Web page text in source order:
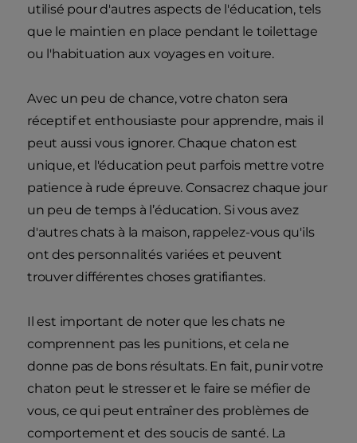
utilisé pour d'autres aspects de l'éducation, tels
que le maintien en place pendant le toilettage
ou l'habituation aux voyages en voiture.
Avec un peu de chance, votre chaton sera
réceptif et enthousiaste pour apprendre, mais il
peut aussi vous ignorer. Chaque chaton est
unique, et l'éducation peut parfois mettre votre
patience à rude épreuve. Consacrez chaque jour
un peu de temps à l’éducation. Si vous avez
d'autres chats à la maison, rappelez-vous qu'ils
ont des personnalités variées et peuvent
trouver différentes choses gratifiantes.
Il est important de noter que les chats ne
comprennent pas les punitions, et cela ne
donne pas de bons résultats. En fait, punir votre
chaton peut le stresser et le faire se méfier de
vous, ce qui peut entraîner des problèmes de
comportement et des soucis de santé. La